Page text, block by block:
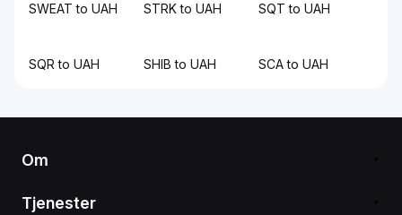
SWEAT to UAH STRK to UAH SQT to UAH
SQR to UAH SHIB to UAH SCA to UAH
Om
Tjenester